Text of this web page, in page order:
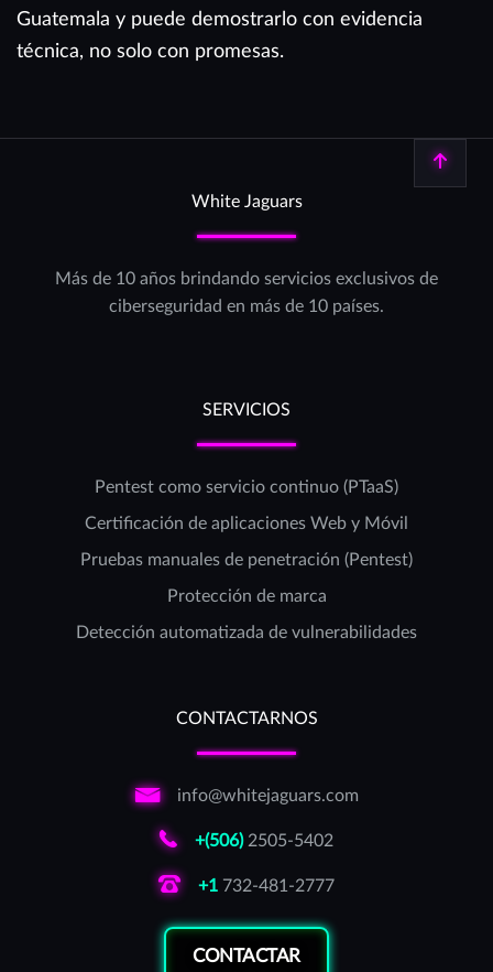
Guatemala y puede demostrarlo con evidencia
técnica, no solo con promesas.
White Jaguars
Más de 10 años brindando servicios exclusivos de
ciberseguridad en más de 10 países.
SERVICIOS
Pentest como servicio continuo (PTaaS)
Certificación de aplicaciones Web y Móvil
Pruebas manuales de penetración (Pentest)
Protección de marca
Detección automatizada de vulnerabilidades
CONTACTARNOS
info@whitejaguars.com
+(506)2505-5402
+1 732-481-2777
CONTACTAR